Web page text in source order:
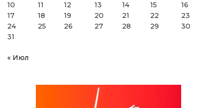
10
11 12 13 14 15
16
17
18 19 20 21 22
23
24
25 26 27 28 29
30
31
« Июл